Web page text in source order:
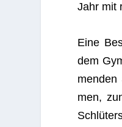
Jahr mit
Eine
dem
men­den
men,